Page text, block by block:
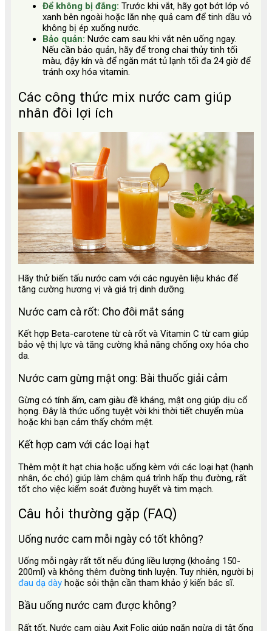
Để không bị đắng: Trước khi vắt, hãy gọt bớt lớp vỏ
xanh bên ngoài hoặc lăn nhẹ quả cam để tinh dầu vỏ
không bị ép xuống nước.
Bảo quản: Nước cam sau khi vắt nên uống ngay.
Nếu cần bảo quản, hãy để trong chai thủy tinh tối
màu, đậy kín và để ngăn mát tủ lạnh tối đa 24 giờ để
tránh oxy hóa vitamin.
Các công thức mix nước cam giúp
nhân đôi lợi ích
Hãy thử biến tấu nước cam với các nguyên liệu khác để
tăng cường hương vị và giá trị dinh dưỡng.
Nước cam cà rốt: Cho đôi mắt sáng
Kết hợp Beta-carotene từ cà rốt và Vitamin C từ cam giúp
bảo vệ thị lực và tăng cường khả năng chống oxy hóa cho
da.
Nước cam gừng mật ong: Bài thuốc giải cảm
Gừng có tính ấm, cam giàu đề kháng, mật ong giúp dịu cổ
họng. Đây là thức uống tuyệt vời khi thời tiết chuyển mùa
hoặc khi bạn cảm thấy chớm mệt.
Kết hợp cam với các loại hạt
Thêm một ít hạt chia hoặc uống kèm với các loại hạt (hạnh
nhân, óc chó) giúp làm chậm quá trình hấp thụ đường, rất
tốt cho việc kiểm soát đường huyết và tim mạch.
Câu hỏi thường gặp (FAQ)
Uống nước cam mỗi ngày có tốt không?
Uống mỗi ngày rất tốt nếu đúng liều lượng (khoảng 150-
200ml) và không thêm đường tinh luyện. Tuy nhiên, người bị
đau dạ dày hoặc sỏi thận cần tham khảo ý kiến bác sĩ.
Bầu uống nước cam được không?
Rất tốt. Nước cam giàu Axit Folic giúp ngăn ngừa dị tật ống